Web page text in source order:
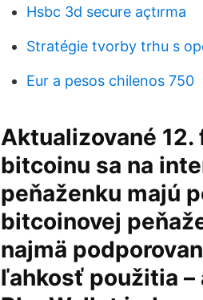
Hsbc 3d secure açtırma
Stratégie tvorby trhu s
Eur a pesos chilenos 750
Aktualizované
bitcoinu sa na
peňaženku majú
bitcoinovej
najmä
ľahkosť použitia –